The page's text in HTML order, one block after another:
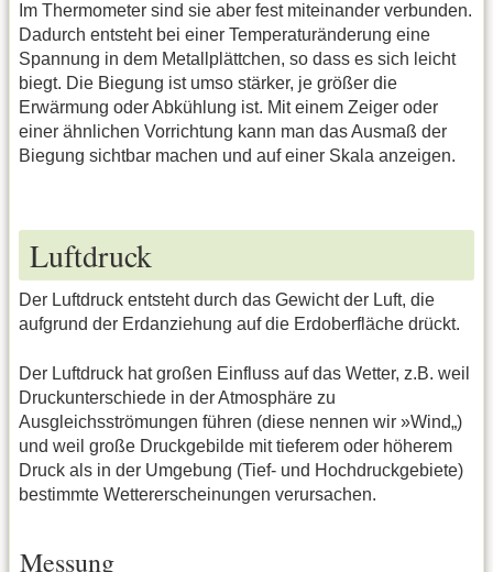
Im Thermometer sind sie aber fest miteinander verbunden.
Dadurch entsteht bei einer Temperaturänderung eine
Spannung in dem Metallplättchen, so dass es sich leicht
biegt. Die Biegung ist umso stärker, je größer die
Erwärmung oder Abkühlung ist. Mit einem Zeiger oder
einer ähnlichen Vorrichtung kann man das Ausmaß der
Biegung sichtbar machen und auf einer Skala anzeigen.
Luftdruck
Der Luftdruck entsteht durch das Gewicht der Luft, die
aufgrund der Erdanziehung auf die Erdoberfläche drückt.
Der Luftdruck hat großen Einfluss auf das Wetter, z.B. weil
Druckunterschiede in der Atmosphäre zu
Ausgleichsströmungen führen (diese nennen wir »Wind„)
und weil große Druckgebilde mit tieferem oder höherem
Druck als in der Umgebung (Tief- und Hochdruckgebiete)
bestimmte Wettererscheinungen verursachen.
Messung